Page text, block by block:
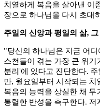
치열하게 복음을 살아낸 이
장으로 하나님을 다시 초대
주일의 신앙과 평일의 삶,
"당신의 하나님은 지금 어
스천들이 겪는 가장 큰 위기
분리'에 있다고 진단한다.
만, 월요일부터 시작되는 치
복음의 능력을 상실한 채 무
통렬한 반성을 촉구한다.